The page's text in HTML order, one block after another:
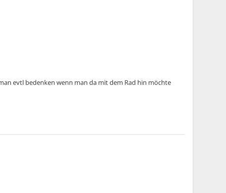
evtl bedenken wenn man da mit dem Rad hin möchte